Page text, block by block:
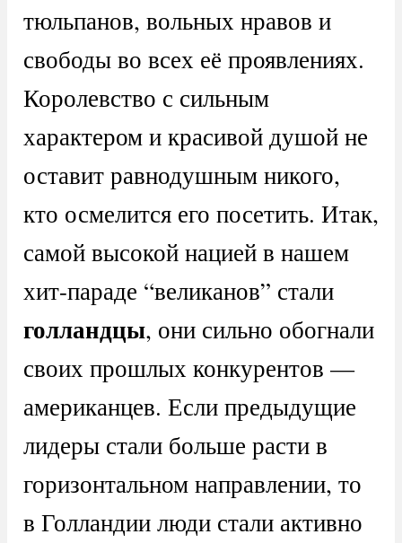
тюльпанов, вольных нравов и
свободы во всех её проявлениях.
Королевство с сильным
характером и красивой душой не
оставит равнодушным никого,
кто осмелится его посетить. Итак,
самой высокой нацией в нашем
хит-параде “великанов” стали
голландцы, они сильно обогнали
своих прошлых конкурентов —
американцев. Если предыдущие
лидеры стали больше расти в
горизонтальном направлении, то
в Голландии люди стали активно